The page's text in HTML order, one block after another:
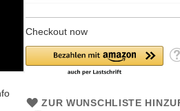
Checkout now
ZUR WUNSCHLISTE